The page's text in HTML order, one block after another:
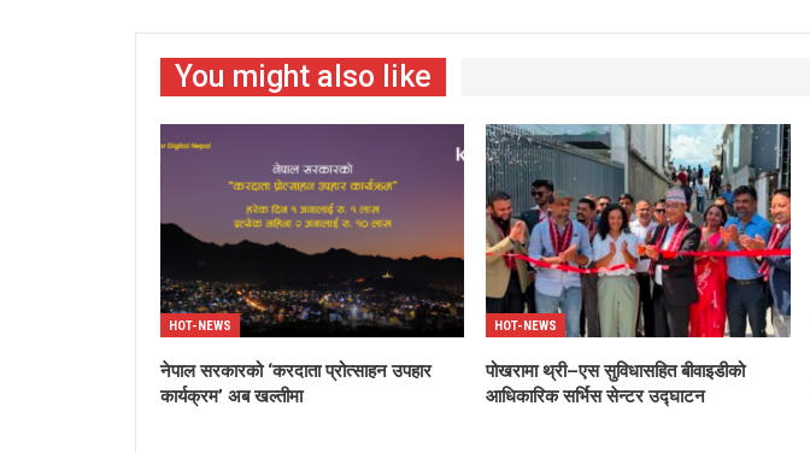
You might also like
HOT-NEWS
नेपाल सरकारको ‘करदाता प्रोत्साहन उपहार
कार्यक्रम’ अब खल्तीमा
HOT-NEWS
पोखरामा थ्री–एस सुविधासहित बीवाइडीको
आधिकारिक सर्भिस सेन्टर उद्घाटन